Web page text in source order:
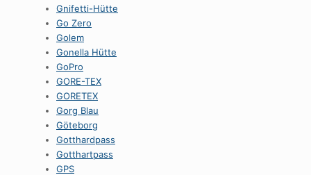
Gnifetti-Hütte
Go Zero
Golem
Gonella Hütte
GoPro
GORE-TEX
GORETEX
Gorg Blau
Göteborg
Gotthardpass
Gotthartpass
GPS